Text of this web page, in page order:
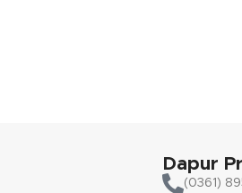
Dapur
(0361)